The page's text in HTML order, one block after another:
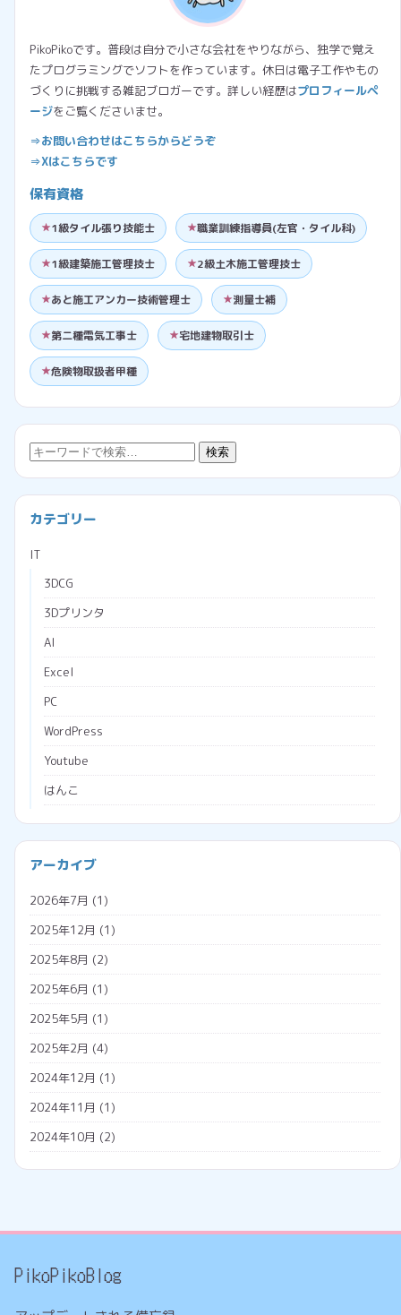
PikoPikoです。普段は自分で小さな会社をやりながら、独学で覚え
たプログラミングでソフトを作っています。休日は電子工作やもの
づくりに挑戦する雑記ブロガーです。詳しい経歴はプロフィールペ
ージをご覧くださいませ。
⇒お問い合わせはこちらからどうぞ
⇒Xはこちらです
保有資格
1級タイル張り技能士 職業訓練指導員(左官・タイル科)
1級建築施工管理技士 2級土木施工管理技士
あと施工アンカー技術管理士 測量士補
第二種電気工事士 宅地建物取引士
危険物取扱者甲種
検
索:
検索
カテゴリー
IT
3DCG
3Dプリンタ
AI
Excel
PC
WordPress
Youtube
はんこ
ブラウザ
メタバース
広告収入
会社経営
勤怠管理システム
名義変更
税金
調査票
外国人雇用
外国人の年金
外国人の雇用方法
技人国
技能実習日誌
ウォータジェット
アーカイブ
2026年7月 (1)
2025年12月 (1)
2025年8月 (2)
2025年6月 (1)
2025年5月 (1)
2025年2月 (4)
2024年12月 (1)
2024年11月 (1)
2024年10月 (2)
2024年7月(1)
2024年2月(2)
PikoPikoBlog